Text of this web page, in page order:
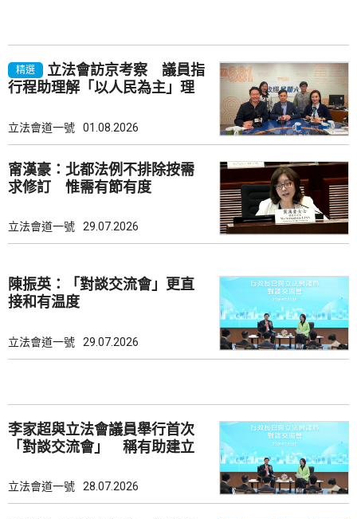
精選
立法會訪京考察 議員指
行程助理解「以人民為主」理
立法會道一號 01.08.2026
甯漢豪：北都法例不排除按需
求修訂 惟需有節有度
立法會道一號 29.07.2026
陳振英：「對談交流會」更直
接和有温度
立法會道一號 29.07.2026
李家超與立法會議員舉行首次
「對談交流會」 稱有助建立
立法會道一號 28.07.2026